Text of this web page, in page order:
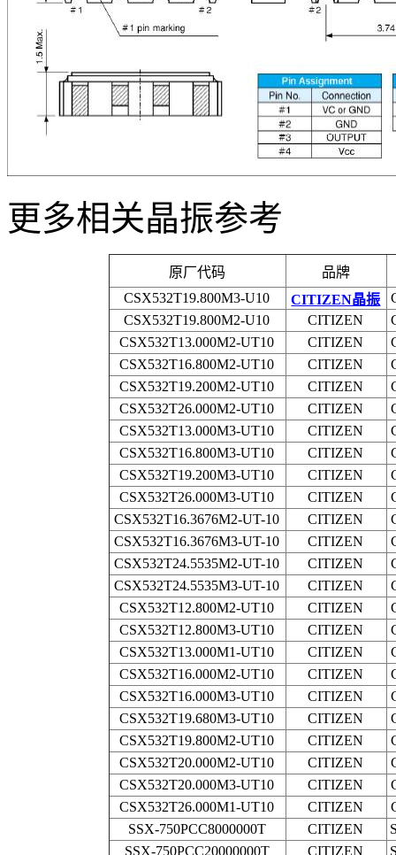
更多相关晶振参考
原厂代码
品牌
CSX532T19.800M3-U10
CITIZEN晶振
CSX532T19.800M2-U10
CITIZEN
CSX532T13.000M2-UT10
CITIZEN
CSX532T16.800M2-UT10
CITIZEN
CSX532T19.200M2-UT10
CITIZEN
CSX532T26.000M2-UT10
CITIZEN
CSX532T13.000M3-UT10
CITIZEN
CSX532T16.800M3-UT10
CITIZEN
CSX532T19.200M3-UT10
CITIZEN
CSX532T26.000M3-UT10
CITIZEN
CSX532T16.3676M2-UT-10
CITIZEN
CSX532T16.3676M3-UT-10
CITIZEN
CSX532T24.5535M2-UT-10
CITIZEN
CSX532T24.5535M3-UT-10
CITIZEN
CSX532T12.800M2-UT10
CITIZEN
CSX532T12.800M3-UT10
CITIZEN
CSX532T13.000M1-UT10
CITIZEN
CSX532T16.000M2-UT10
CITIZEN
CSX532T16.000M3-UT10
CITIZEN
CSX532T19.680M3-UT10
CITIZEN
CSX532T19.800M2-UT10
CITIZEN
CSX532T20.000M2-UT10
CITIZEN
CSX532T20.000M3-UT10
CITIZEN
CSX532T26.000M1-UT10
CITIZEN
SSX-750PCC8000000T
CITIZEN
SSX-750PCC20000000T
CITIZEN